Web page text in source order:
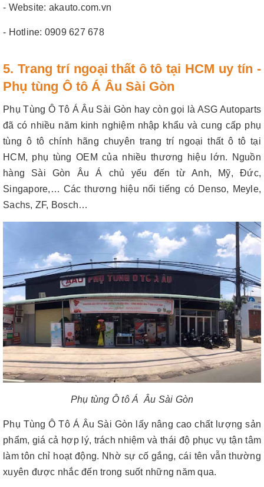
- Website: akauto.com.vn
- Hotline: 0909 627 678
5. Trang trí ngoại thất ô tô tại HCM uy tín -
Phụ tùng Ô tô Á Âu Sài Gòn
Phụ Tùng Ô Tô Á Âu Sài Gòn hay còn gọi là ASG Autoparts
đã có nhiều năm kinh nghiệm nhập khẩu và cung cấp phụ
tùng ô tô chính hãng chuyên trang trí ngoại thất ô tô tại
HCM, phụ tùng OEM của nhiều thương hiệu lớn. Nguồn
hàng Sài Gòn Âu Á chủ yếu đến từ Anh, Mỹ, Đức,
Singapore,… Các thương hiệu nổi tiếng có Denso, Meyle,
Sachs, ZF, Bosch…
Phụ tùng Ô tô Á Âu Sài Gòn
Phụ Tùng Ô Tô Á Âu Sài Gòn lấy nâng cao chất lượng sản
phẩm, giá cả hợp lý, trách nhiệm và thái độ phục vụ tận tâm
làm tôn chỉ hoạt động. Nhờ sự cố gắng, cái tên vẫn thường
xuyên được nhắc đến trong suốt những năm qua.